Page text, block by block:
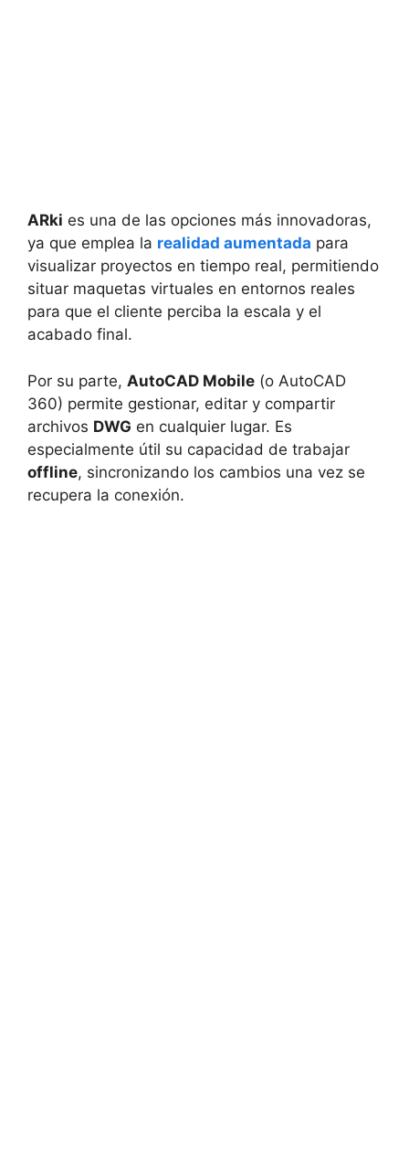
ARki es una de las opciones más innovadoras,
ya que emplea la realidad aumentada para
visualizar proyectos en tiempo real, permitiendo
situar maquetas virtuales en entornos reales
para que el cliente perciba la escala y el
acabado final.
Por su parte, AutoCAD Mobile (o AutoCAD
360) permite gestionar, editar y compartir
archivos DWG en cualquier lugar. Es
especialmente útil su capacidad de trabajar
offline, sincronizando los cambios una vez se
recupera la conexión.